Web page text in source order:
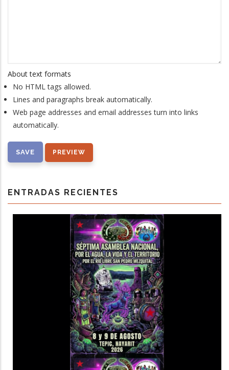
About text formats
No HTML tags allowed.
Lines and paragraphs break automatically.
Web page addresses and email addresses turn into links
automatically.
ENTRADAS RECIENTES